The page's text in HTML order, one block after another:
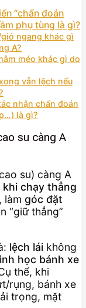
“chẩn đoán
phụ tùng là gì?
ngang khác gì
A?
méo khác gì do
vẫn lệch nếu
nhận chẩn đoán
là gì?
su càng A
su) càng A
chạy thẳng
làm góc đặt
“giữ thẳng”
lệch lái không
học bánh xe
thể, khi
rụng, bánh xe
trọng, mặt